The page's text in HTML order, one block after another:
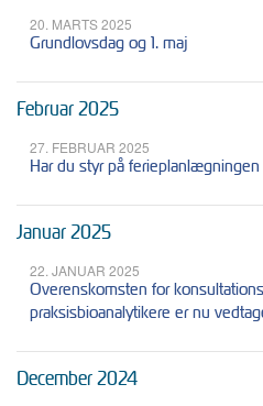
20. MARTS 2025
Grundlovsdag og 1. maj
Februar 2025
27. FEBRUAR 2025
Har du styr på ferieplanlægningen
Januar 2025
22. JANUAR 2025
Overenskomsten for
praksisbioanalytikere er nu
December 2024